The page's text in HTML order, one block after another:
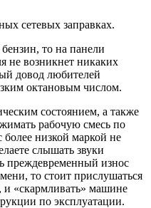
сетевых заправках.
то на панели
не возникнет никаких
довод любителей
октановым числом.
состоянием, а также
рабочую смесь по
низкой маркой не
слышать звуки
преждевременный износ
то стоит прислушаться
и «скармливать» машине
по эксплуатации.